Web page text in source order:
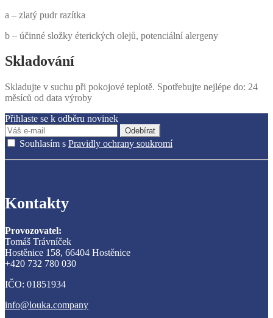
a – zlatý pudr razítka
b – účinné složky éterických olejů, potenciální alergeny
Skladování
Skladujte v suchu při pokojové teplotě. Spotřebujte nejlépe do: 24
měsíců od data výroby
Přihlaste se k odběru novinek
Odebírat
Souhlasím s Pravidly ochrany soukromí
Kontakty
Provozovatel:
Tomáš Trávníček
Hostěnice 158, 66404 Hostěnice
+420 732 780 030
IČO: 01851934
info@louka.company